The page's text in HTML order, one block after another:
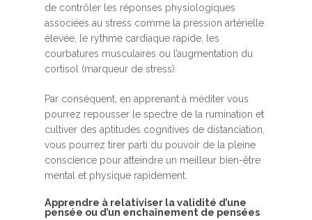
de contrôler les réponses physiologiques
associées au stress comme la pression artérielle
élevée, le rythme cardiaque rapide, les
courbatures musculaires ou l’augmentation du
cortisol (marqueur de stress).
Par conséquent, en apprenant à méditer vous
pourrez repousser le spectre de la rumination et
cultiver des aptitudes cognitives de distanciation,
vous pourrez tirer parti du pouvoir de la pleine
conscience pour atteindre un meilleur bien-être
mental et physique rapidement.
Apprendre à relativiser la validité d’une
pensée ou d’un enchaînement de pensées